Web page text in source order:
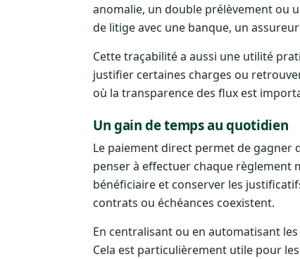
anomalie, un double prélèvement ou
de litige avec une banque, un
Cette traçabilité a aussi une utilité
justifier certaines charges ou
où la transparence des flux est
Un gain de temps au quotidien
Le paiement direct permet de gagner
penser à effectuer chaque règlement
bénéficiaire et conserver les
contrats ou échéances coexistent.
En centralisant ou en automatisant
Cela est particulièrement utile pour